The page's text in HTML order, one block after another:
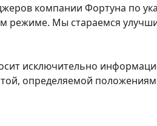
компании Фортуна по
режиме. Мы стараемся
исключительно
определяемой